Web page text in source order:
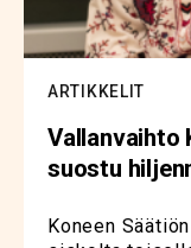
ARTIKKELIT
Vallanvaihto
suostu
Koneen